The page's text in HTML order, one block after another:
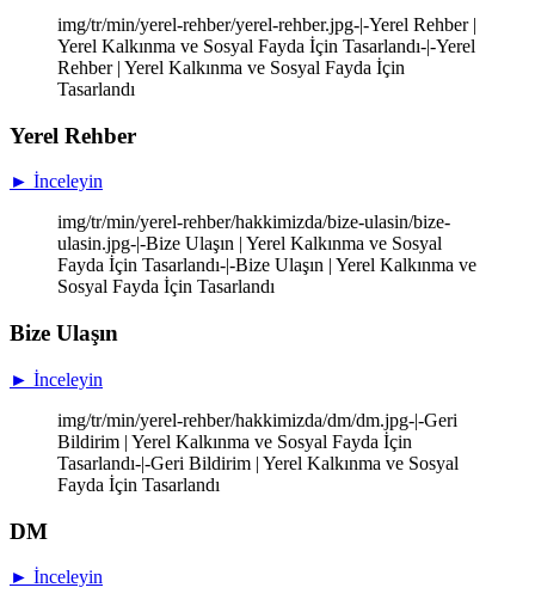
img/tr/min/yerel-rehber/yerel-rehber.jpg-|-Yerel Rehber |
Yerel Kalkınma ve Sosyal Fayda İçin Tasarlandı-|-Yerel
Rehber | Yerel Kalkınma ve Sosyal Fayda İçin
Tasarlandı
Yerel Rehber
► İnceleyin
img/tr/min/yerel-rehber/hakkimizda/bize-ulasin/bize-
ulasin.jpg-|-Bize Ulaşın | Yerel Kalkınma ve Sosyal
Fayda İçin Tasarlandı-|-Bize Ulaşın | Yerel Kalkınma ve
Sosyal Fayda İçin Tasarlandı
Bize Ulaşın
► İnceleyin
img/tr/min/yerel-rehber/hakkimizda/dm/dm.jpg-|-Geri
Bildirim | Yerel Kalkınma ve Sosyal Fayda İçin
Tasarlandı-|-Geri Bildirim | Yerel Kalkınma ve Sosyal
Fayda İçin Tasarlandı
DM
► İnceleyin